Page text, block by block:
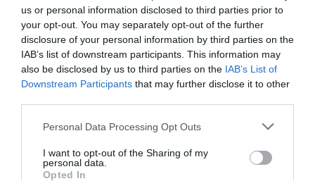
us or personal information disclosed to third parties prior to
your opt-out. You may separately opt-out of the further
disclosure of your personal information by third parties on the
IAB’s list of downstream participants. This information may
also be disclosed by us to third parties on the IAB’s List of
Downstream Participants that may further disclose it to other
Personal Data Processing Opt Outs
I want to opt-out of the Sharing of my
personal data.
Opted In
Ακολουθήστε το Culturenow.gr
Σχετικά Άρθρα